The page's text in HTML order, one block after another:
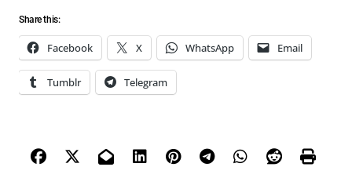
Share this:
Facebook X WhatsApp Email
Tumblr Telegram